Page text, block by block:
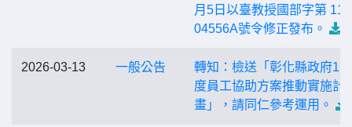
月5日以臺教授國部字第
04556A號令修正發布。
2026-03-13 一般公告
轉知：檢送「彰化縣政府
度員工協助方案推動實施計
畫」，請同仁參考運用。